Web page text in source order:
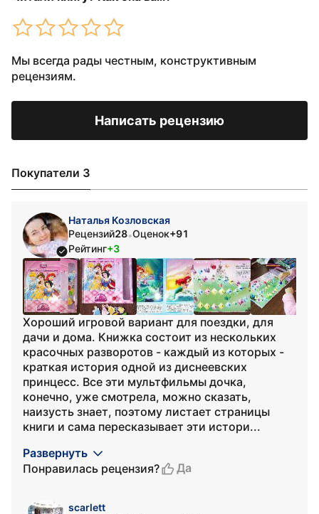
Мы всегда рады честным, конструктивным
рецензиям.
Написать рецензию
Покупатели 3
Наталья Козловская
Рецензий28•Оценок+91
Рейтинг+3
Хороший игровой вариант для поездки, для
дачи и дома. Книжка состоит из нескольких
красочных разворотов - каждый из которых -
краткая история одной из диснеевских
принцесс. Все эти мультфильмы дочка,
конечно, уже смотрела, можно сказать,
наизусть знает, поэтому листает страницы
книги и сама пересказывает эти истори...
Развернуть
Понравилась рецензия?
Да
scarlett